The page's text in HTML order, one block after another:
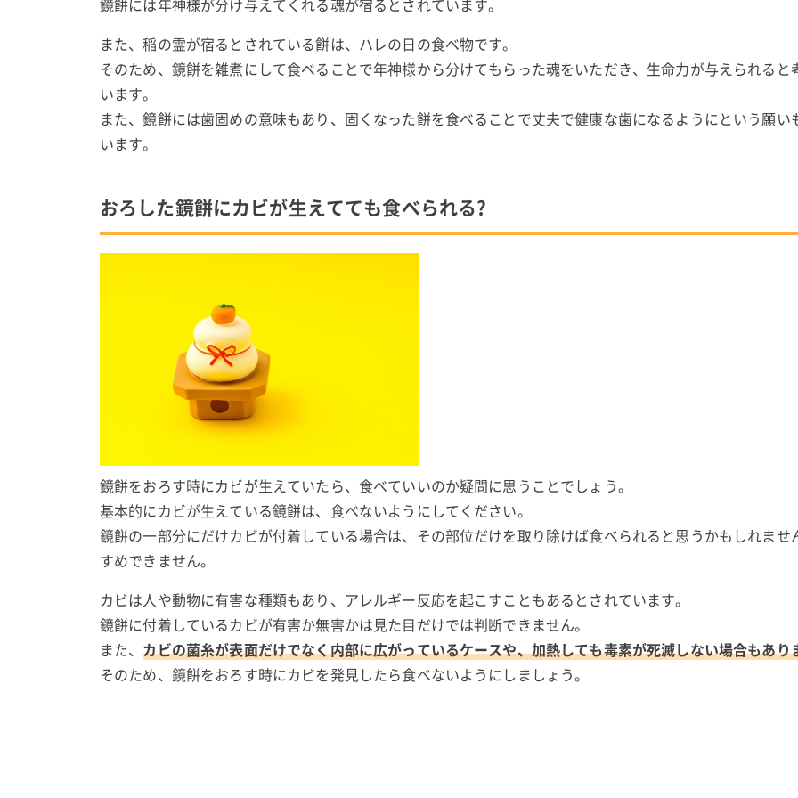
鏡餅には年神様が分け与えてくれる魂が宿るとされています。
また、稲の霊が宿るとされている餅は、ハレの日の食べ物です。
そのため、鏡餅を雑煮にして食べることで年神様から分けてもらった魂をいただき、生命力が与えられると
います。
また、鏡餅には歯固めの意味もあり、固くなった餅を食べることで丈夫で健康な歯になるようにという願い
います。
おろした鏡餅にカビが生えてても食べられる?
鏡餅をおろす時にカビが生えていたら、食べていいのか疑問に思うことでしょう。
基本的にカビが生えている鏡餅は、食べないようにしてください。
鏡餅の一部分にだけカビが付着している場合は、その部位だけを取り除けば食べられると思うかもしれませ
すめできません。
カビは人や動物に有害な種類もあり、アレルギー反応を起こすこともあるとされています。
鏡餅に付着しているカビが有害か無害かは見た目だけでは判断できません。
また、カビの菌糸が表面だけでなく内部に広がっているケースや、加熱しても毒素が死滅しない場合もあり
そのため、鏡餅をおろす時にカビを発見したら食べないようにしましょう。